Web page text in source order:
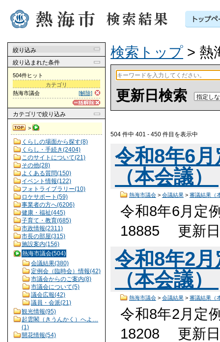
絞り込み
絞り込まれた条件
504件ヒット
カテゴリ
[解除]
熱海市議会
カテゴリ で絞り込み
>
くらしの場面から探す(8)
くらし・手続き(2404)
このサイトについて(21)
その他(28)
よくある質問(150)
イベント情報(122)
フォトライブラリー(10)
ロケサポート(59)
事業者の方へ(6206)
健康・福祉(445)
子育て・教育(685)
市政情報(2311)
市長の部屋(315)
施設案内(156)
熱海市議会(504)
会議結果(380)
定例会（臨時会）情報(42)
市議会からのご案内(8)
市議会について(5)
議会広報(42)
議員・会派(21)
観光情報(95)
起雲閣（きうんかく）へよ…
(1)
開花情報(54)
検索トップ > 熱
更新日検索
504 件中 401 - 450 件目を表示中
令和8年6
（本会議）
熱海市議会> 会議結果> 審議結果（
令和8年6月定
18885 更新
令和8年2
（本会議）
熱海市議会> 会議結果> 審議結果（
令和8年2月定
18208 更新